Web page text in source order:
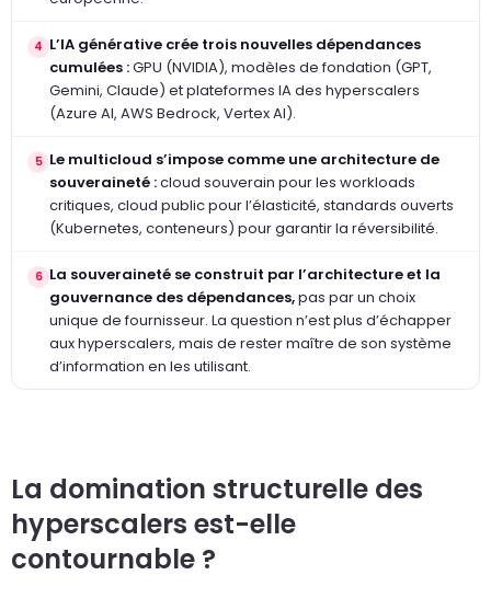
4 L’IA générative crée trois nouvelles dépendances
cumulées :GPU (NVIDIA), modèles de fondation (GPT,
Gemini, Claude) et plateformes IA des hyperscalers
(Azure AI, AWS Bedrock, Vertex AI).
5 Le multicloud s’impose comme une architecture de
souveraineté :cloud souverain pour les workloads
critiques, cloud public pour l’élasticité, standards ouverts
(Kubernetes, conteneurs) pour garantir la réversibilité.
6 La souveraineté se construit par l’architecture et la
gouvernance des dépendances,pas par un choix
unique de fournisseur. La question n’est plus d’échapper
aux hyperscalers, mais de rester maître de son système
d’information en les utilisant.
La domination structurelle des
hyperscalers est-elle
contournable ?